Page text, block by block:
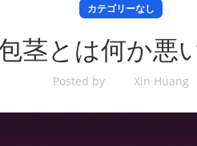
カテゴリーなし
茎とは何か悪
Posted by Xin Huang